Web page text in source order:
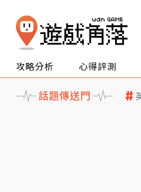
攻略分析 心得評測
話題傳送門